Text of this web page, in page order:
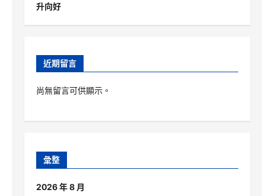
升向好
近期留言
尚無留言可供顯示。
彙整
2026 年 8 月